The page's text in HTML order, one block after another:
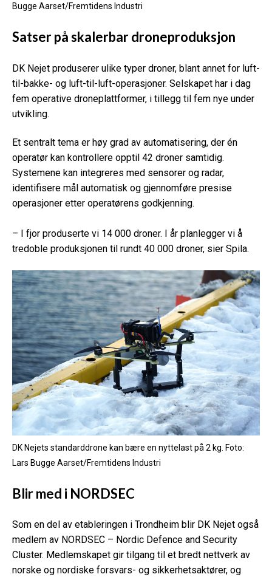
Bugge Aarset/Fremtidens Industri
Satser på skalerbar droneproduksjon
DK Nejet produserer ulike typer droner, blant annet for luft-
til-bakke- og luft-til-luft-operasjoner. Selskapet har i dag
fem operative droneplattformer, i tillegg til fem nye under
utvikling.
Et sentralt tema er høy grad av automatisering, der én
operatør kan kontrollere opptil 42 droner samtidig.
Systemene kan integreres med sensorer og radar,
identifisere mål automatisk og gjennomføre presise
operasjoner etter operatørens godkjenning.
– I fjor produserte vi 14 000 droner. I år planlegger vi å
tredoble produksjonen til rundt 40 000 droner, sier Spila.
DK Nejets standarddrone kan bære en nyttelast på 2 kg. Foto:
Lars Bugge Aarset/Fremtidens Industri
Blir med i NORDSEC
Som en del av etableringen i Trondheim blir DK Nejet også
medlem av NORDSEC – Nordic Defence and Security
Cluster. Medlemskapet gir tilgang til et bredt nettverk av
norske og nordiske forsvars- og sikkerhetsaktører, og